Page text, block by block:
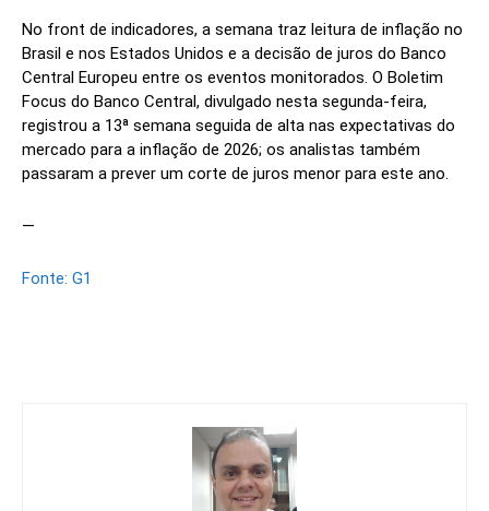
No front de indicadores, a semana traz leitura de inflação no
Brasil e nos Estados Unidos e a decisão de juros do Banco
Central Europeu entre os eventos monitorados. O Boletim
Focus do Banco Central, divulgado nesta segunda-feira,
registrou a 13ª semana seguida de alta nas expectativas do
mercado para a inflação de 2026; os analistas também
passaram a prever um corte de juros menor para este ano.
—
Fonte: G1